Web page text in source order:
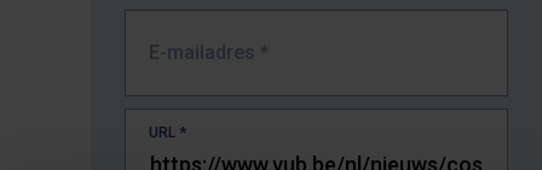
E-mailadres *
URL *